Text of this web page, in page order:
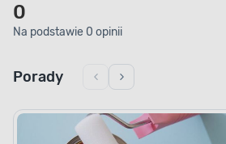
POJEMNOŚĆ
Wydajne malowanie
0
Na podstawie 0 opinii
Porady